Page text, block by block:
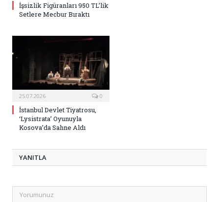
İşsizlik Figüranları 950 TL’lik
Setlere Mecbur Bıraktı
25.07.2026 0
İstanbul Devlet Tiyatrosu,
‘Lysistrata’ Oyunuyla
Kosova’da Sahne Aldı
YANITLA